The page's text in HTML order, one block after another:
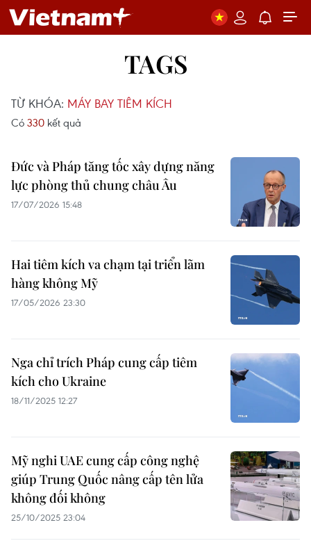
TAGS
TỪ KHÓA: MÁY BAY TIÊM KÍCH
Có 330 kết quả
Đức và Pháp tăng tốc xây dựng năng
lực phòng thủ chung châu Âu
17/07/2026 15:48
Hai tiêm kích va chạm tại triển lãm
hàng không Mỹ
17/05/2026 23:30
Nga chỉ trích Pháp cung cấp tiêm
kích cho Ukraine
18/11/2025 12:27
Mỹ nghi UAE cung cấp công nghệ
giúp Trung Quốc nâng cấp tên lửa
không đối không
25/10/2025 23:04